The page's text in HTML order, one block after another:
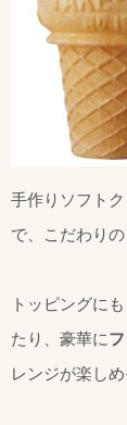
手作りソフト
で、こだわり
トッピングに
たり、豪華に
レンジが楽しめ